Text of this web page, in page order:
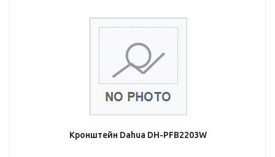
Кронштейн Dahua DH-PFB2203W